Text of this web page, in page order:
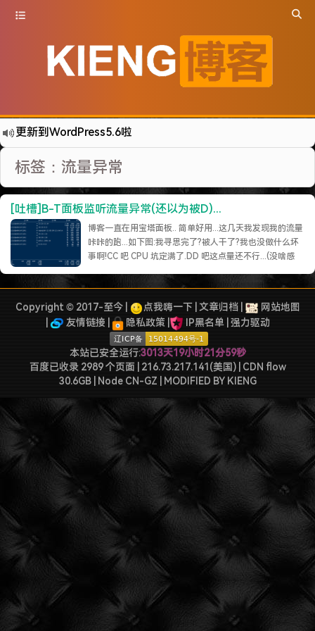
更新到WordPress5.6啦
难啊难...
七牛的JS SDK 的文档真坑啊.
蓝奏云分享部分地区无法访问需手动修改www.lanzous.com变为:www.lanzoux.com
好气啊~原来使用的CDN服务商莫名其妙的给我服务取消了~
遇见一个沙雕汽车人.
2022-09-04被罚款200元记6分.
特么的.电脑风扇坏了.快递还全部停发.太难了...求求了.疫情赶紧走吧.
难啊难!要钱难!
标签：流量异常
[吐槽]B-T面板监听流量异常(还以为被D)...
博客一直在用宝塔面板.. 简单好用...这几天我发现我的流量
咔咔的跑...如下图:我寻思完了?被人干了?我也没做什么坏
事啊!CC 吧 CPU 坑定满了.DD 吧这点量还不行...(没啥感
口和 443,80,其他全部都关了.这个流量也一直有.咱也不是
读 »
Copyright © 2017-至今 | 点我嗨一下| 文章归档|
网站地图
友情链接 隐私政策| IP黑名单 强力驱动
本站已安全运行:3013天19小时21分59秒
百度已收录 2989 个页面 | 216.73.217.141(美国) | CDN flow
30.6GB | Node CN-GZ | MODIFIED BY KIENG